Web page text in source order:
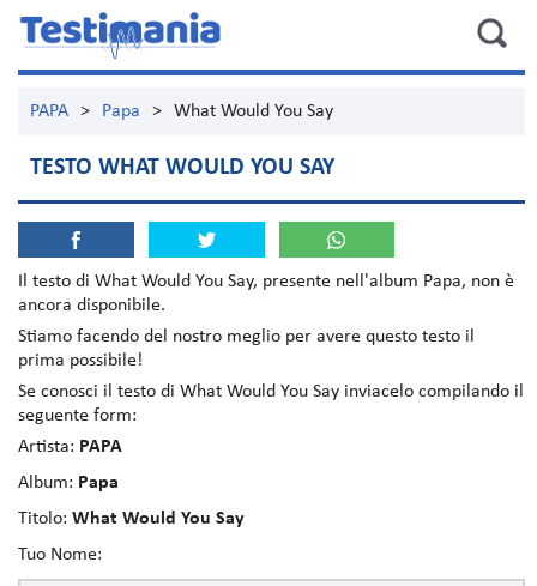
PAPA > Papa > What Would You Say
TESTO WHAT WOULD YOU SAY
Il testo di What Would You Say, presente nell'album Papa, non è
ancora disponibile.
Stiamo facendo del nostro meglio per avere questo testo il
prima possibile!
Se conosci il testo di What Would You Say inviacelo compilando il
seguente form:
Artista: PAPA
Album: Papa
Titolo: What Would You Say
Tuo Nome: